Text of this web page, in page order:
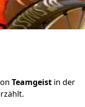
Teamgeist in der